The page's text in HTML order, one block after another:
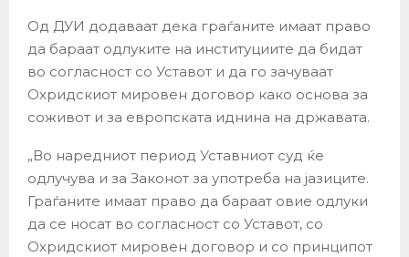
Од ДУИ додаваат дека граѓаните имаат право
да бараат одлуките на институциите да бидат
во согласност со Уставот и да го зачуваат
Охридскиот мировен договор како основа за
соживот и за европската иднина на државата.
„Во наредниот период Уставниот суд ќе
одлучува и за Законот за употреба на јазиците.
Граѓаните имаат право да бараат овие одлуки
да се носат во согласност со Уставот, со
Охридскиот мировен договор и со принципот